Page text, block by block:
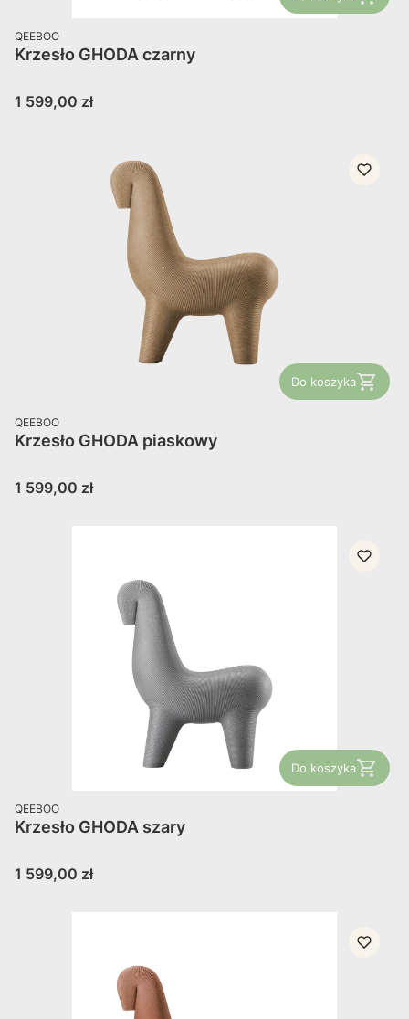
PRODUCENT
QEEBOO
Krzesło GHODA czarny
Cena
1 599,00 zł
Do koszyka
PRODUCENT
QEEBOO
Krzesło GHODA piaskowy
Cena
1 599,00 zł
Do koszyka
PRODUCENT
QEEBOO
Krzesło GHODA szary
Cena
1 599,00 zł